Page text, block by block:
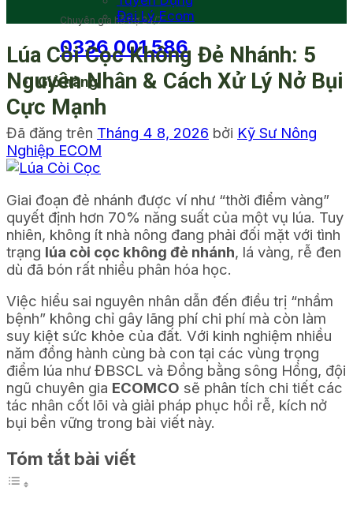
Chuyên gia hỗ trợ 24/7
0336 001 586
Giỏ hàng
Đại Lý Ecom
Lúa Còi Cọc Không Đẻ Nhánh: 5
Nguyên Nhân & Cách Xử Lý Nở Bụi
Cực Mạnh
Đã đăng trên Tháng 4 8, 2026 bởi Kỹ Sư Nông
Nghiệp ECOM
Giai đoạn đẻ nhánh được ví như “thời điểm vàng”
quyết định hơn 70% năng suất của một vụ lúa. Tuy
nhiên, không ít nhà nông đang phải đối mặt với tình
trạng lúa còi cọc không đẻ nhánh, lá vàng, rễ đen
dù đã bón rất nhiều phân hóa học.
Việc hiểu sai nguyên nhân dẫn đến điều trị “nhầm
bệnh” không chỉ gây lãng phí chi phí mà còn làm
suy kiệt sức khỏe của đất. Với kinh nghiệm nhiều
năm đồng hành cùng bà con tại các vùng trọng
điểm lúa như ĐBSCL và Đồng bằng sông Hồng, đội
ngũ chuyên gia ECOMCO sẽ phân tích chi tiết các
tác nhân cốt lõi và giải pháp phục hồi rễ, kích nở
bụi bền vững trong bài viết này.
Tóm tắt bài viết